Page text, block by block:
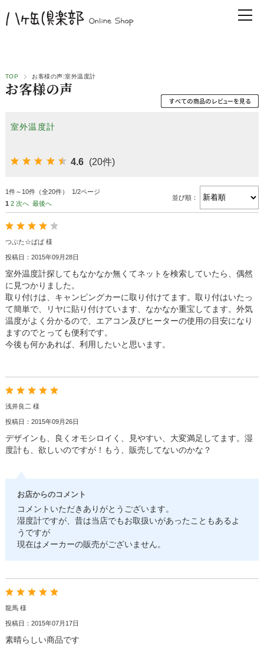
TOP お客様の声:室外温度計
お客様の声
室外温度計
4.6 (20件)
1件～10件（全20件） 1/2ページ
1 2 次へ 最後へ
並び順：
つぶた☆ぱぱ 様
投稿日：2015年09月28日
室外温度計探してもなかなか無くてネットを検索していたら、偶然
に見つかりました。
取り付けは、キャンピングカーに取り付けてます。取り付はいたっ
て簡単で、リヤに貼り付けています、なかなか重宝してます。外気
温度がよく分かるので、エアコン及びヒーターの使用の目安になり
ますのでとっても便利です。
今後も何かあれば、利用したいと思います。
浅井良二 様
投稿日：2015年09月26日
デザインも、良くオモシロイく、見やすい、大変満足してます。湿
度計も、欲しいのですが！もう、販売してないのかな？
お店からのコメント
コメントいただきありがとうございます。
湿度計ですが、昔は当店でもお取扱いがあったこともあるよ
うですが
現在はメーカーの販売がございません。
龍馬 様
投稿日：2015年07月17日
素晴らしい商品です